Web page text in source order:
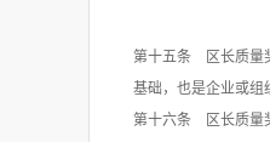
第十五条 区长质量
基础，也是企业或组
第十六条 区长质量